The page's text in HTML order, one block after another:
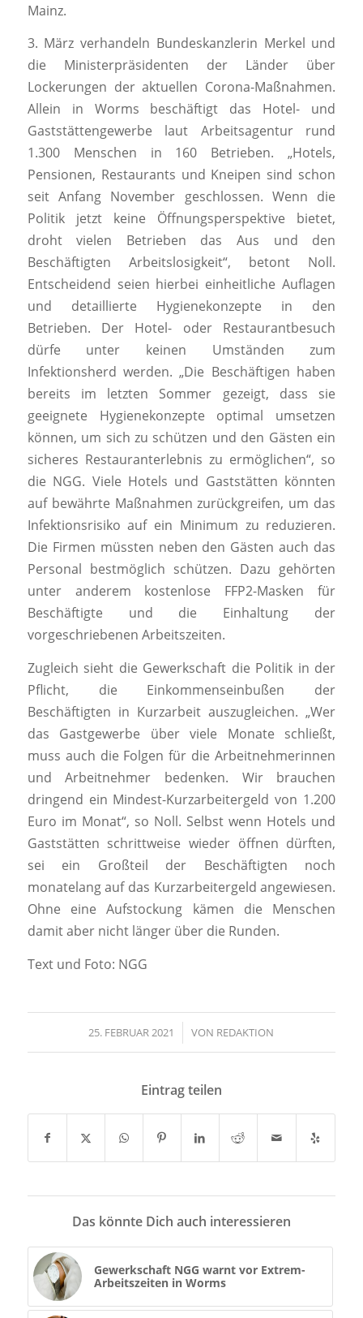
Mainz.
3. März verhandeln Bundeskanzlerin Merkel und
die Ministerpräsidenten der Länder über
Lockerungen der aktuellen Corona-Maßnahmen.
Allein in Worms beschäftigt das Hotel- und
Gaststättengewerbe laut Arbeitsagentur rund
1.300 Menschen in 160 Betrieben. „Hotels,
Pensionen, Restaurants und Kneipen sind schon
seit Anfang November geschlossen. Wenn die
Politik jetzt keine Öffnungsperspektive bietet,
droht vielen Betrieben das Aus und den
Beschäftigten Arbeitslosigkeit“, betont Noll.
Entscheidend seien hierbei einheitliche Auflagen
und detaillierte Hygienekonzepte in den
Betrieben. Der Hotel- oder Restaurantbesuch
dürfe unter keinen Umständen zum
Infektionsherd werden. „Die Beschäftigen haben
bereits im letzten Sommer gezeigt, dass sie
geeignete Hygienekonzepte optimal umsetzen
können, um sich zu schützen und den Gästen ein
sicheres Restauranterlebnis zu ermöglichen“, so
die NGG. Viele Hotels und Gaststätten könnten
auf bewährte Maßnahmen zurückgreifen, um das
Infektionsrisiko auf ein Minimum zu reduzieren.
Die Firmen müssten neben den Gästen auch das
Personal bestmöglich schützen. Dazu gehörten
unter anderem kostenlose FFP2-Masken für
Beschäftigte und die Einhaltung der
vorgeschriebenen Arbeitszeiten.
Zugleich sieht die Gewerkschaft die Politik in der
Pflicht, die Einkommenseinbußen der
Beschäftigten in Kurzarbeit auszugleichen. „Wer
das Gastgewerbe über viele Monate schließt,
muss auch die Folgen für die Arbeitnehmerinnen
und Arbeitnehmer bedenken. Wir brauchen
dringend ein Mindest-Kurzarbeitergeld von 1.200
Euro im Monat“, so Noll. Selbst wenn Hotels und
Gaststätten schrittweise wieder öffnen dürften,
sei ein Großteil der Beschäftigten noch
monatelang auf das Kurzarbeitergeld angewiesen.
Ohne eine Aufstockung kämen die Menschen
damit aber nicht länger über die Runden.
Text und Foto: NGG
25. FEBRUAR 2021
/ VON REDAKTION
Eintrag teilen
Das könnte Dich auch interessieren
Gewerkschaft NGG warnt vor Extrem-
Arbeitszeiten in Worms